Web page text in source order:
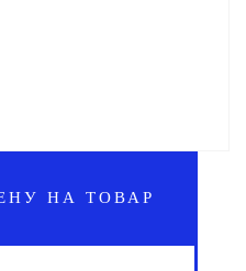
НА ТОВАР